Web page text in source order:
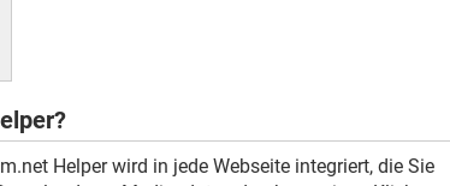
Helper wird in jede Webseite integriert, die Sie